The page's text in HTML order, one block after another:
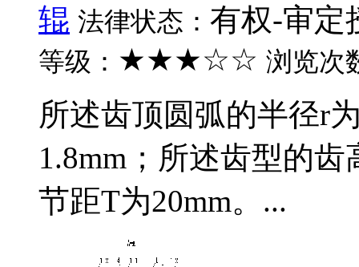
辊 法律状态： 有权-审定
等级： ★★★☆☆ 浏览次
所述齿顶圆弧的半径r
1.8mm；所述齿型的齿
节距T为20mm。...